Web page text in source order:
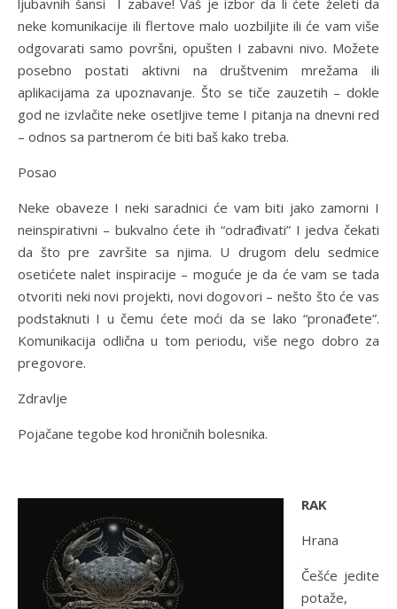
ljubavnih šansi I zabave! Vaš je izbor da li ćete želeti da
neke komunikacije ili flertove malo uozbiljite ili će vam više
odgovarati samo površni, opušten I zabavni nivo. Možete
posebno postati aktivni na društvenim mrežama ili
aplikacijama za upoznavanje. Što se tiče zauzetih – dokle
god ne izvlačite neke osetljive teme I pitanja na dnevni red
– odnos sa partnerom će biti baš kako treba.
Posao
Neke obaveze I neki saradnici će vam biti jako zamorni I
neinspirativni – bukvalno ćete ih “odrađivati” I jedva čekati
da što pre završite sa njima. U drugom delu sedmice
osetićete nalet inspiracije – moguće je da će vam se tada
otvoriti neki novi projekti, novi dogovori – nešto što će vas
podstaknuti I u čemu ćete moći da se lako “pronađete”.
Komunikacija odlična u tom periodu, više nego dobro za
pregovore.
Zdravlje
Pojačane tegobe kod hroničnih bolesnika.
RAK
Hrana
Češće jedite
potaže,